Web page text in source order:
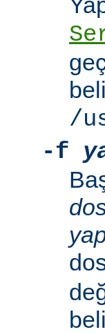
/
-f